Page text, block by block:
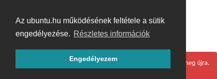
Az ubuntu.hu működésének feltétele a sütik
engedélyezése. Részletes információk
Engedélyezem
Hoppá! Valami hiba történt. Frissítse az oldalt és próbálja meg újra.